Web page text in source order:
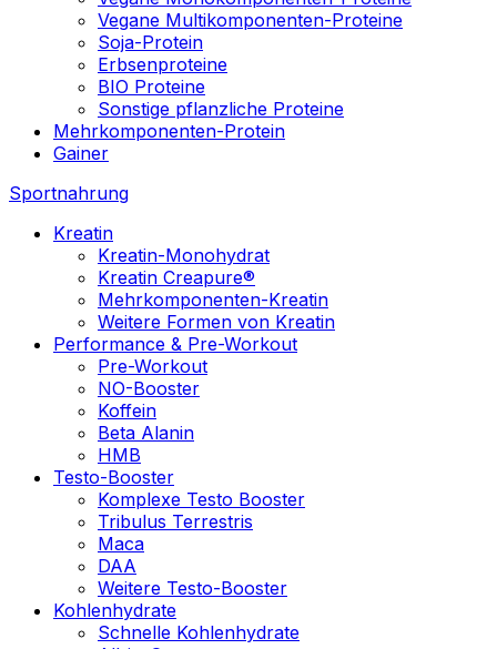
Vegane Multikomponenten-Proteine
Soja-Protein
Erbsenproteine
BIO Proteine
Sonstige pflanzliche Proteine
Mehrkomponenten-Protein
Gainer
Sportnahrung
Kreatin
Kreatin-Monohydrat
Kreatin Creapure®
Mehrkomponenten-Kreatin
Weitere Formen von Kreatin
Performance & Pre-Workout
Pre-Workout
NO-Booster
Koffein
Beta Alanin
HMB
Testo-Booster
Komplexe Testo Booster
Tribulus Terrestris
Maca
DAA
Weitere Testo-Booster
Kohlenhydrate
Schnelle Kohlenhydrate